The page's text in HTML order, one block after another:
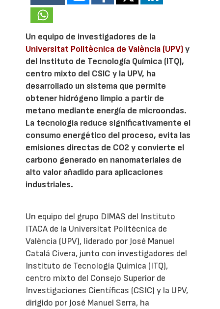
Un equipo de investigadores de la
Universitat Politècnica de València (UPV)y
del Instituto de Tecnología Química (ITQ),
centro mixto del CSIC y la UPV, ha
desarrollado un sistema que permite
obtener hidrógeno limpio a partir de
metano mediante energía de microondas.
La tecnología reduce significativamente el
consumo energético del proceso, evita las
emisiones directas de CO2 y convierte el
carbono generado en nanomateriales de
alto valor añadido para aplicaciones
industriales.
Un equipo del grupo DIMAS del Instituto
ITACA de la Universitat Politècnica de
València (UPV), liderado por José Manuel
Catalá Civera, junto con investigadores del
Instituto de Tecnología Química (ITQ),
centro mixto del Consejo Superior de
Investigaciones Científicas (CSIC) y la UPV,
dirigido por José Manuel Serra, ha